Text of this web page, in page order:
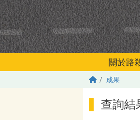
移至主內容
關於路
成果
查詢結